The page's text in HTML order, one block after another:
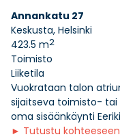
Annankatu 27
Keskusta, Helsinki
423.5 m2
Toimisto
Liiketila
Vuokrataan talon
sijaitseva toimisto- tai
oma sisäänkäynti
► Tutustu kohteeseen